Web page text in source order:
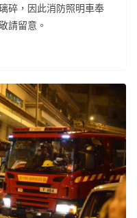
碎，因此消防照明車奉
請留意。